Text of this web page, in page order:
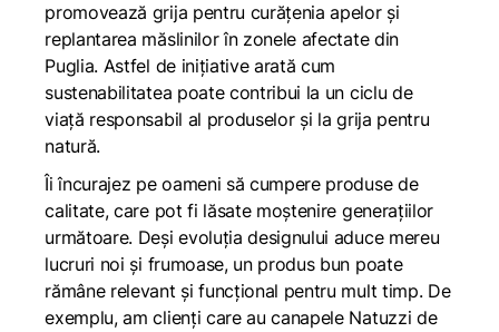
promovează grija pentru curățenia apelor și
replantarea măslinilor în zonele afectate din
Puglia. Astfel de inițiative arată cum
sustenabilitatea poate contribui la un ciclu de
viață responsabil al produselor și la grija pentru
natură.
Îi încurajez pe oameni să cumpere produse de
calitate, care pot fi lăsate moștenire generațiilor
următoare. Deși evoluția designului aduce mereu
lucruri noi și frumoase, un produs bun poate
rămâne relevant și funcțional pentru mult timp. De
exemplu, am clienți care au canapele Natuzzi de